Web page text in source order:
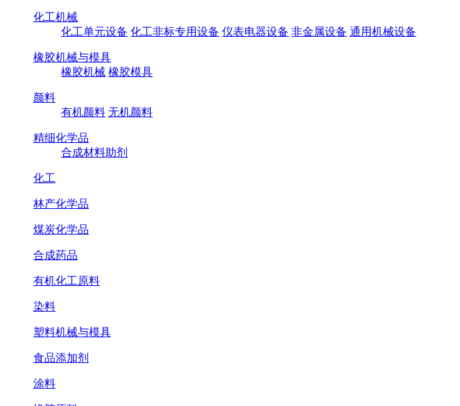
化工机械
化工单元设备 化工非标专用设备 仪表电器设备 非金属设备 通用机械设备
橡胶机械与模具
橡胶机械 橡胶模具
颜料
有机颜料 无机颜料
精细化学品
合成材料助剂
化工
林产化学品
煤炭化学品
合成药品
有机化工原料
染料
塑料机械与模具
食品添加剂
涂料